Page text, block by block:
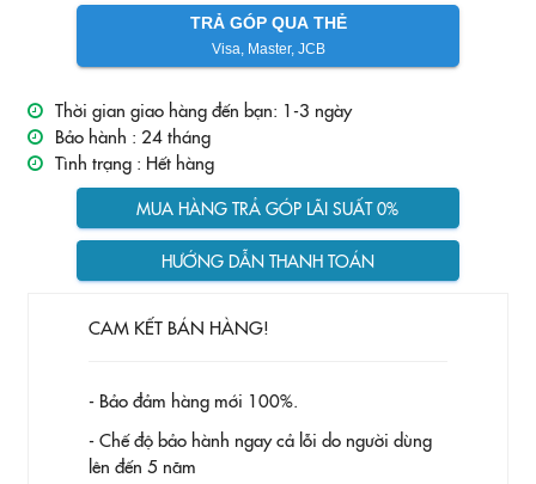
TRẢ GÓP QUA THẺ
Visa, Master, JCB
Thời gian giao hàng đến bạn: 1-3 ngày
Bảo hành : 24 tháng
Tình trạng : Hết hàng
MUA HÀNG TRẢ GÓP LÃI SUẤT 0%
HƯỚNG DẪN THANH TOÁN
CAM KẾT BÁN HÀNG!
- Bảo đảm hàng mới 100%.
- Chế độ bảo hành ngay cả lỗi do người dùng
lên đến 5 năm